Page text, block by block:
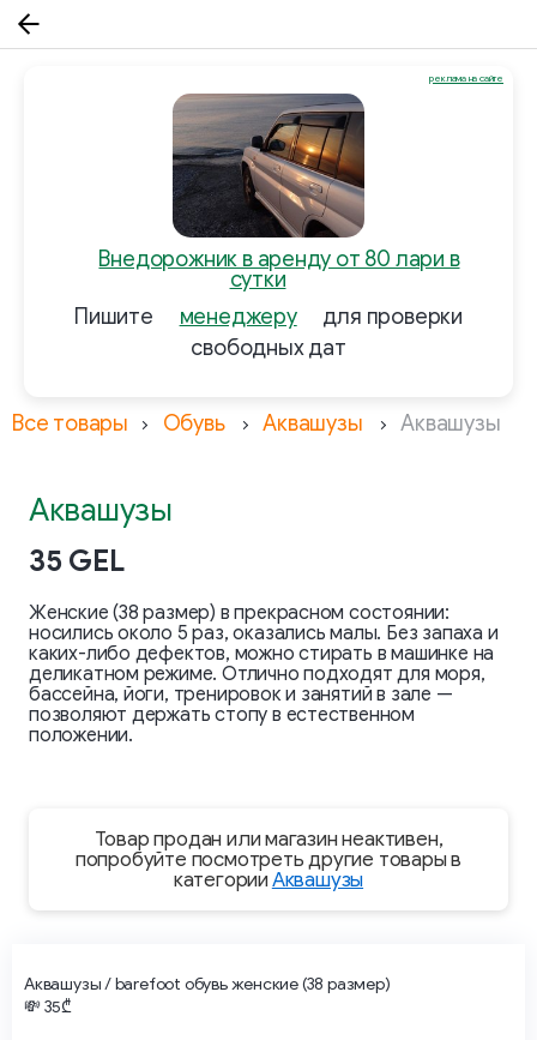
Внедорожник в аренду от 80 лари в
сутки
Пишите
менеджеру
для проверки
свободных дат
реклама на сайте
Все товары Обувь Аквашузы Аквашузы
Аквашузы
35 GEL
Женские (38 размер) в прекрасном состоянии:
носились около 5 раз, оказались малы. Без запаха и
каких-либо дефектов, можно стирать в машинке на
деликатном режиме. Отлично подходят для моря,
бассейна, йоги, тренировок и занятий в зале —
позволяют держать стопу в естественном
положении.
Товар продан или магазин неактивен,
попробуйте посмотреть другие товары в
категорииАквашузы
Аквашузы / barefoot обувь женские (38 размер)
💸 35₾